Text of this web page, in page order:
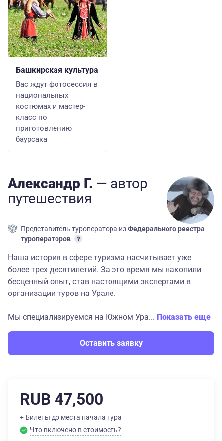
Башкирская культура
Вас ждут фотосессия в
национальных
костюмах и мастер-
класс по
приготовлению
баурсака
Aлександр Г. — автор
путешествия
Представитель туроператора изФедерального реестра
туроператоров
Наша история в сфере туризма насчитывает уже
более трех десятилетий. За это время мы накопили
бесценный опыт, став настоящими экспертами в
организации туров на Урале.
Мы специализируемся на Южном Ура... Показать еще
Оставить заявку
RUB 47,500
+ Билеты до места начала тура
Что включено в стоимость?